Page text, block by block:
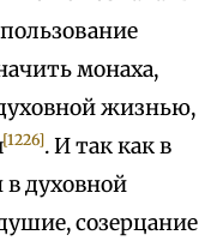
монаха,
жизнью,
[1226]. И так как в
духовной
созерцание